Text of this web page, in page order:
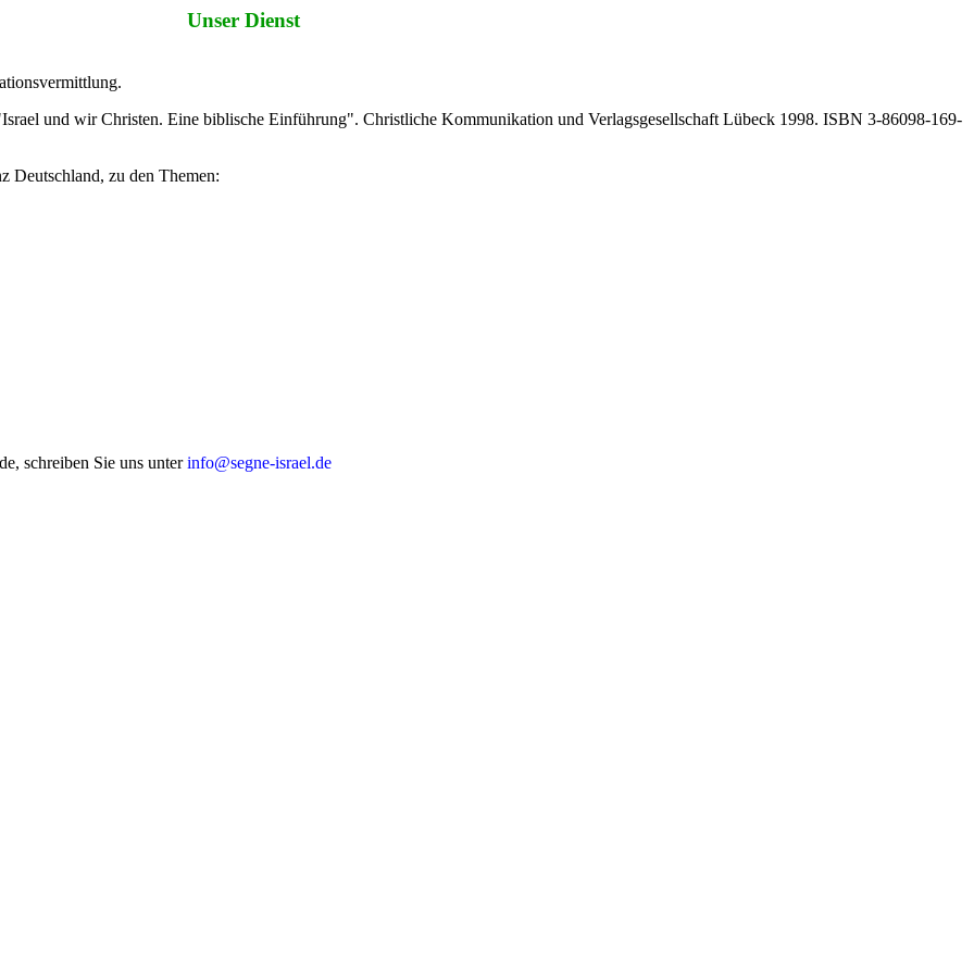
Unser Dienst
und wir Christen. Eine biblische Einführung". Christliche Kommunikation und Verlagsgesellschaft Lübeck 1998. ISBN 3-86098-169-
Deutschland, zu den Themen:
schreiben Sie uns unterinfo@segne-israel.de